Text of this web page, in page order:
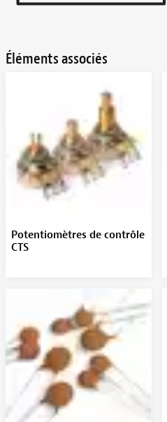
Éléments associés
Potentiomètres de contrôle
CTS